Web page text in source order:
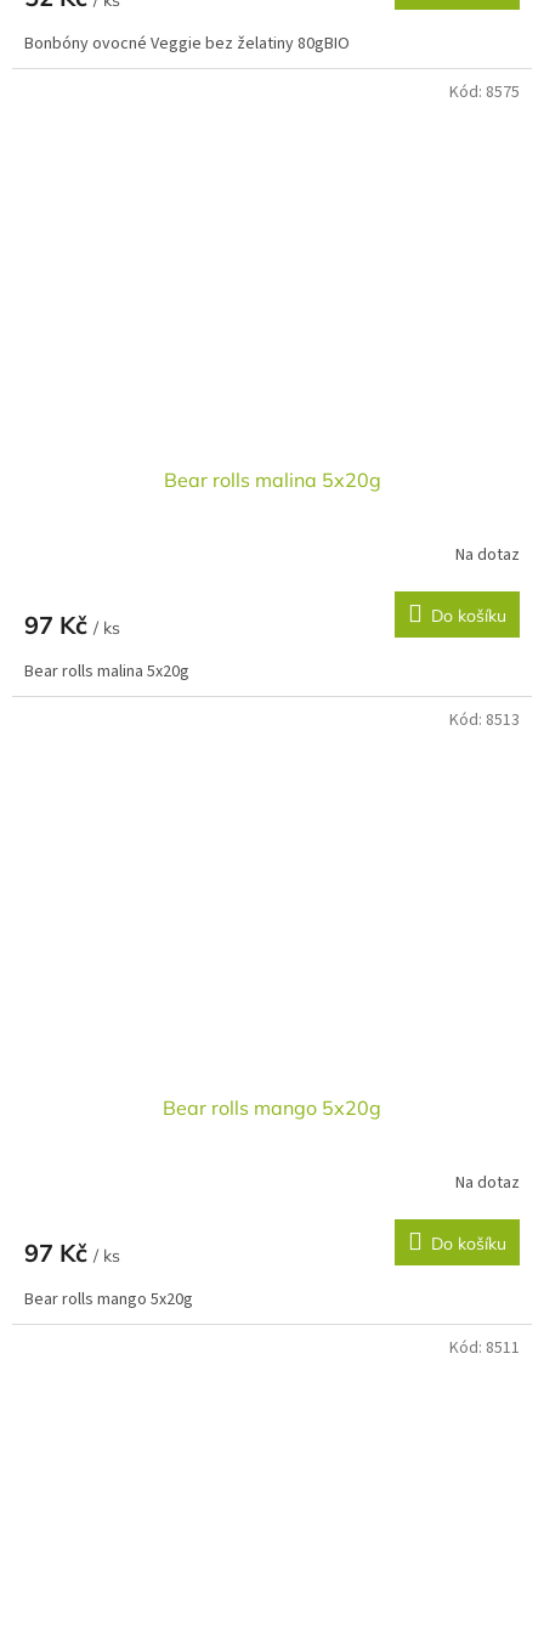
Bonbóny ovocné Veggie bez želatiny 80gBIO
Bear rolls malina 5x20g
Na dotaz
97 Kč / ks
Do košíku
Bear rolls malina 5x20g
Kód: 8575
Bear rolls mango 5x20g
Na dotaz
97 Kč / ks
Do košíku
Bear rolls mango 5x20g
Kód: 8513
Kód: 8511